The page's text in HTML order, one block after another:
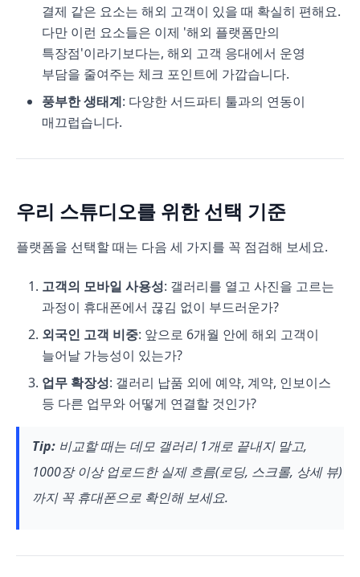
결제 같은 요소는 해외 고객이 있을 때 확실히 편해요.
다만 이런 요소들은 이제 '해외 플랫폼만의
특장점'이라기보다는, 해외 고객 응대에서 운영
부담을 줄여주는 체크 포인트에 가깝습니다.
풍부한 생태계: 다양한 서드파티 툴과의 연동이
매끄럽습니다.
우리 스튜디오를 위한 선택 기준
플랫폼을 선택할 때는 다음 세 가지를 꼭 점검해 보세요.
고객의 모바일 사용성: 갤러리를 열고 사진을 고르는
과정이 휴대폰에서 끊김 없이 부드러운가?
외국인 고객 비중: 앞으로 6개월 안에 해외 고객이
늘어날 가능성이 있는가?
업무 확장성: 갤러리 납품 외에 예약, 계약, 인보이스
등 다른 업무와 어떻게 연결할 것인가?
Tip: 비교할 때는 데모 갤러리 1개로 끝내지 말고,
1000장 이상 업로드한 실제 흐름(로딩, 스크롤, 상세 뷰)
까지 꼭 휴대폰으로 확인해 보세요.